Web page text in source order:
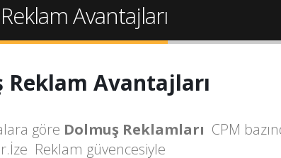
Avantajları
Reklam Avantajları
göre Dolmuş Reklamları CPM
Reklam güvencesiyle